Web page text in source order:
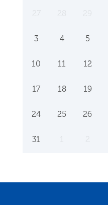
3 4 5
10 11 12
17 18 19
24 25 26
31